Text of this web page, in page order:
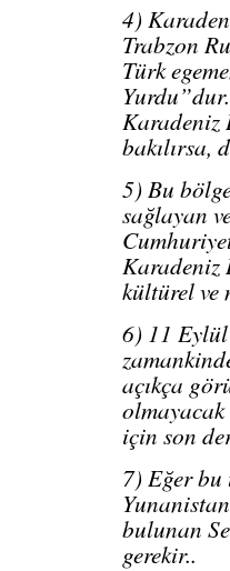
4)
Trabzon
Türk
Karadeniz
bakılırsa,
5) Bu
sağlayan
Karadeniz
kültürel ve
6) 11
açıkça
olmayacak
için son
7) Eğer
bulunan
gerekir..